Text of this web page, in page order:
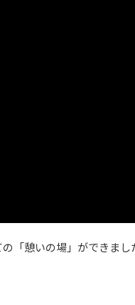
「憩いの場」ができまし